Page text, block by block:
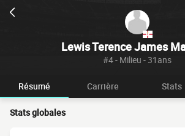
Lewis Terence James
#4 - Milieu - 31ans
Résumé Carrière Stats
Stats globales